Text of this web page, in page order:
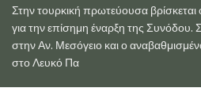
Στην τουρκική πρωτεύουσα
για την επίσημη έναρξη της Συνόδου.
στην Αν. Μεσόγειο και ο
στο Λευκό Πα